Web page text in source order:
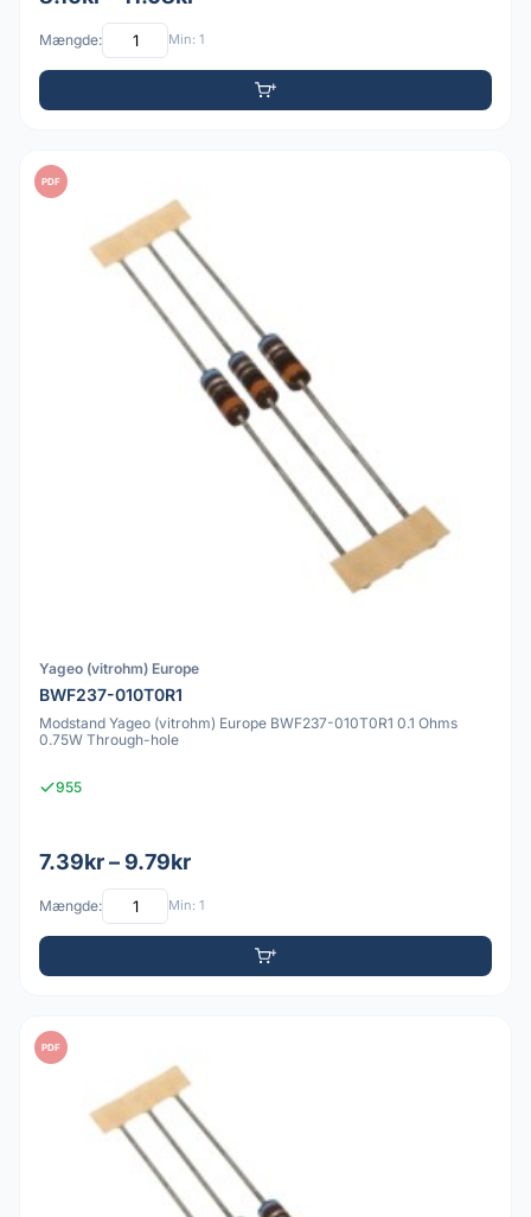
Mængde: Min: 1
PDF
Yageo (vitrohm) Europe
BWF237-010T0R1
Modstand Yageo (vitrohm) Europe BWF237-010T0R1 0.1 Ohms
0.75W Through-hole
955
7.39kr – 9.79kr
Mængde: Min: 1
PDF